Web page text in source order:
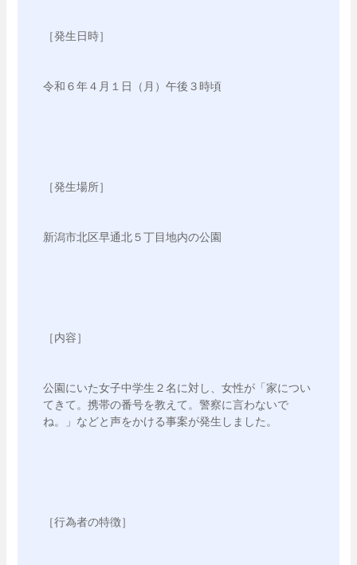
［発生日時］
令和６年４月１日（月）午後３時頃
［発生場所］
新潟市北区早通北５丁目地内の公園
［内容］
公園にいた女子中学生２名に対し、女性が「家につい
てきて。携帯の番号を教えて。警察に言わないで
ね。」などと声をかける事案が発生しました。
［行為者の特徴］